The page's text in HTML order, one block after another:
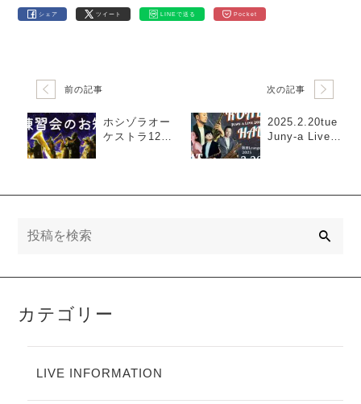
シェア ツイート LINEで送る Pocket
前の記事
ホシゾラオー
ケストラ12月
次の記事
2025.2.20tue
Juny-a Live20
p
カテゴリー
LIVE INFORMATION